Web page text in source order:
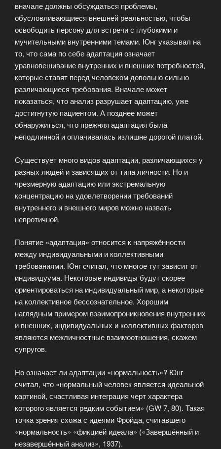
вначале должны обсуждаться проблемы,
обусловливающиеся внешней реальностью, чтобы
освободить персону для встречи с глубокими и
мучительными внутренними темами. Юнг указывал на
то, что сама по себе адаптация означает
уравновешивание внутренних и внешних потребностей,
которые ставят перед человеком довольно сильно
различающиеся требования. Вначале может
показаться, что анализ разрушает адаптацию, уже
достигнутую пациентом. А позднее может
обнаружиться, что прежняя адаптация была
неподлинной и оплачивалась излишне дорогой платой.
Существует много видов адаптации, различающихся у
разных людей и зависящих от типа личности. Но и
чрезмерную адаптацию или экстремальную
концентрацию на удовлетворении требований
внутреннего и внешнего миров можно назвать
невротичной.
Понятие «адаптация» относится к напряжённости
между индивидуальными и коллективными
требованиями. Юнг считал, что многое тут зависит от
индивидуума. Некоторые индивиды будут скорее
ориентироваться на индивидуальный мир, а некоторые
на коллективное бессознательное. Хорошим
наглядным примером взаимопроникновения внутренних
и внешних, индивидуальных и коллективных факторов
являются межличностные взаимоотношения, скажем
супругов.
Но означает ли адаптации «нормальность»? Юнг
считал, что «нормальный человек является идеальной
картиной, счастливая интеграция черт характера
которого является редким событием» (GW 7, 80). Такая
точка зрения схожа с идеями Фройда, считавшего
«нормальность» «фикцией идеала» («Завершённый и
незавершённый анализ», 1937).